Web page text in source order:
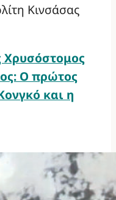
Κινσάσας
Χρυσόστομος
Ο πρώτος
και η